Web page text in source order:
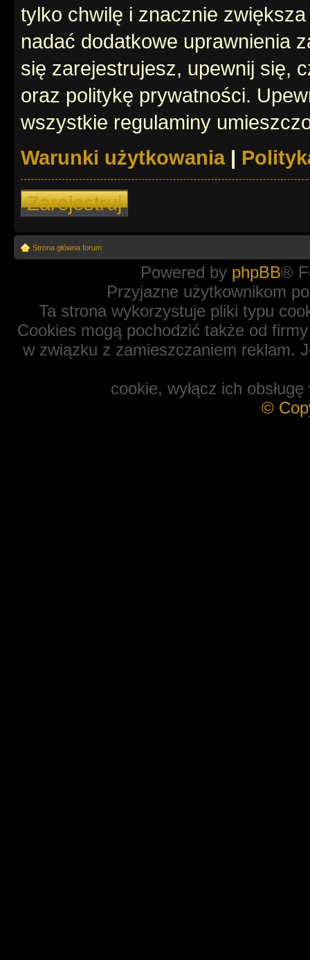
tylko chwilę i znacznie
nadać dodatkowe uprawnienia
się zarejestrujesz, upewnij się,
oraz politykę prywatności.
wszystkie regulaminy
Warunki użytkowania|
Zarejestruj
Strona główna forum
Powered by phpBB®
Przyjazne użytkownikom
Ta strona wykorzystuje pliki typu
Cookies mogą pochodzić także od
w związku z zamieszczaniem reklam.
cookie, wyłącz ich
©